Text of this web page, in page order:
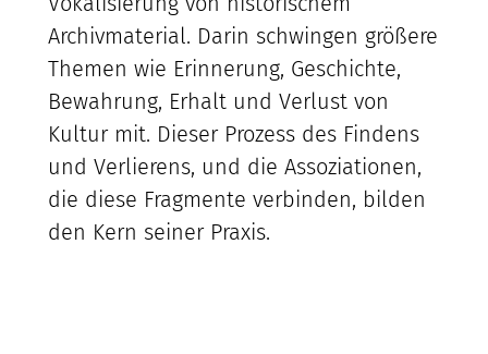
Archivmaterial. Darin schwingen größere
Themen wie Erinnerung, Geschichte,
Bewahrung, Erhalt und Verlust von
Kultur mit. Dieser Prozess des Findens
und Verlierens, und die Assoziationen,
die diese Fragmente verbinden, bilden
den Kern seiner Praxis.